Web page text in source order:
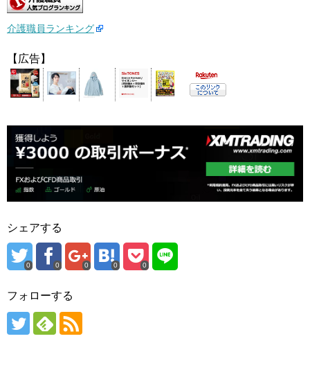
介護職員ランキング
【広告】
シェアする
0 0 0 0 0
フォローする